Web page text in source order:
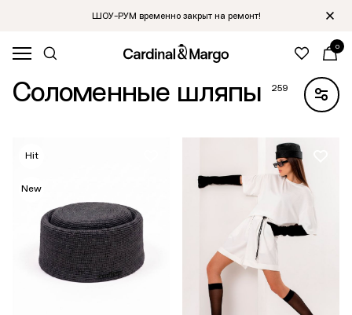
ШОУ-РУМ временно закрыт на ремонт!
0
Соломенные шляпы 259
Hit
New